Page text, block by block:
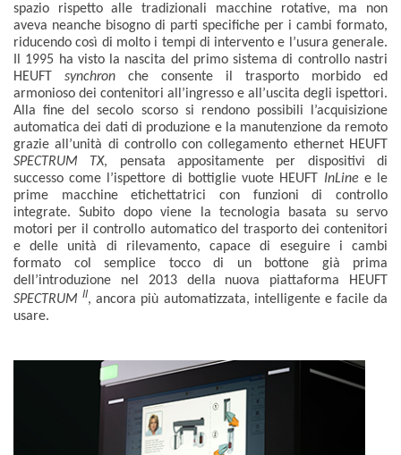
spazio rispetto alle tradizionali macchine rotative, ma non
aveva neanche bisogno di parti specifiche per i cambi formato,
riducendo così di molto i tempi di intervento e l’usura generale.
Il 1995 ha visto la nascita del primo sistema di controllo nastri
HEUFT synchron che consente il trasporto morbido ed
armonioso dei contenitori all’ingresso e all’uscita degli ispettori.
Alla fine del secolo scorso si rendono possibili l’acquisizione
automatica dei dati di produzione e la manutenzione da remoto
grazie all’unità di controllo con collegamento ethernet HEUFT
SPECTRUM TX, pensata appositamente per dispositivi di
successo come l’ispettore di bottiglie vuote HEUFT InLine e le
prime macchine etichettatrici con funzioni di controllo
integrate. Subito dopo viene la tecnologia basata su servo
motori per il controllo automatico del trasporto dei contenitori
e delle unità di rilevamento, capace di eseguire i cambi
formato col semplice tocco di un bottone già prima
dell’introduzione nel 2013 della nuova piattaforma HEUFT
SPECTRUMII, ancora più automatizzata, intelligente e facile da
usare.